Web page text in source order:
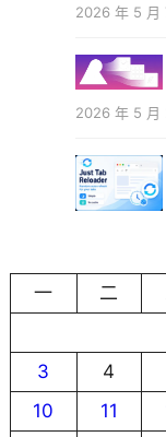
2026 年 5 月
2026 年 5 月
一
二
3
4
10
11